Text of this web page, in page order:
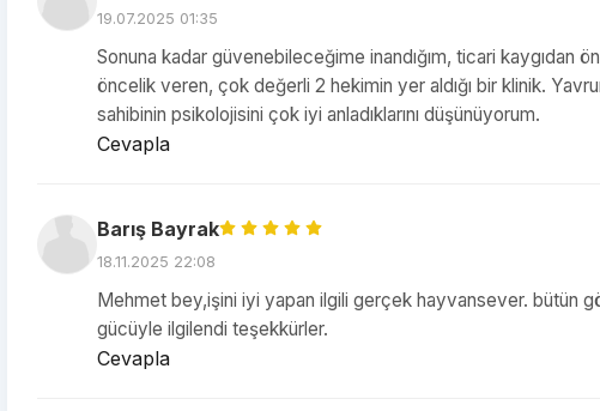
19.07.2025 01:35
Sonuna kadar güvenebileceğime inandığım, ticari kaygıdan
öncelik veren, çok değerli 2 hekimin yer aldığı bir klinik.
sahibinin psikolojisini çok iyi anladıklarını düşünüyorum.
Cevapla
Barış Bayrak
18.11.2025 22:08
Mehmet bey,işini iyi yapan ilgili gerçek hayvansever. bütün
gücüyle ilgilendi teşekkürler.
Cevapla